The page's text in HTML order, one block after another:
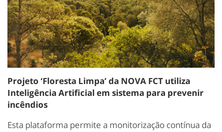
Projeto ‘Floresta Limpa’ da NOVA FCT utiliza
Inteligência Artificial em sistema para prevenir
incêndios
Esta plataforma permite a monitorização contínua da